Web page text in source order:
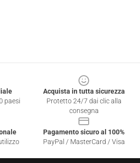
paesi
Acquista in tutta sicurezza
Protetto 24/7 dai clic alla
consegna
Pagamento sicuro al 100%
PayPal / MasterCard / Visa